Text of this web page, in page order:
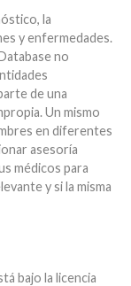
la
y enfermedades.
no
de una
Un mismo
en diferentes
asesoría
médicos para
y si la misma
bajo la licencia